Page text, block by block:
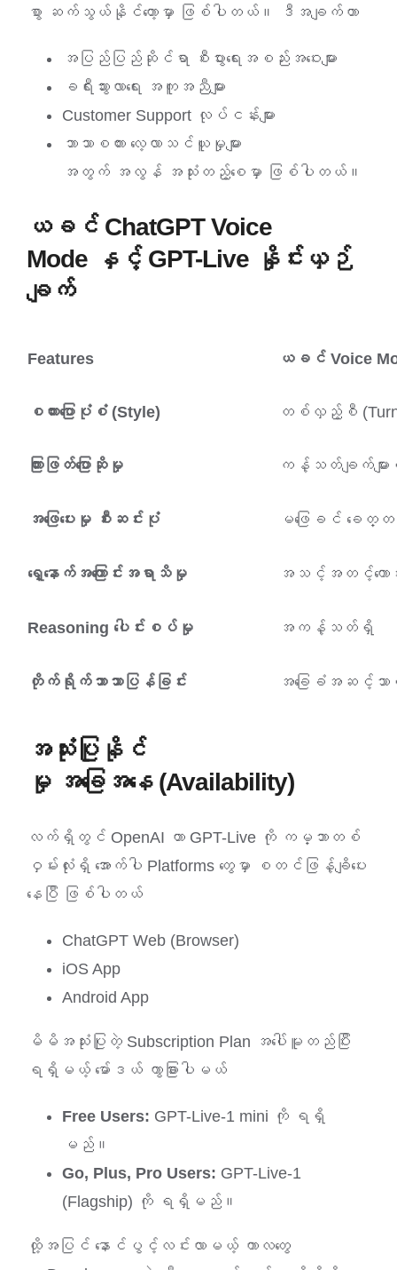
စွာ ဆက်သွယ်နိုင်တော့မှာ ဖြစ်ပါတယ်။ ဒီအချက်ဟာ
အပြည်ပြည်ဆိုင်ရာ စီးပွားရေးအစည်းအဝေးများ
ခရီးသွားလာရေး အကူအညီများ
Customer Support လုပ်ငန်းများ
ဘာသာစကား လေ့လာသင်ယူမှုများ
အတွက် အလွန် အသုံးတည့်စေမှာ ဖြစ်ပါတယ်။
ယခင် ChatGPT Voice
Mode နှင့် GPT-Live နှိုင်းယှဉ်
ချက်
Features ယခင် Voice
စကားပြောပုံစံ (Style) တစ်လှည့်စီ
ကြားဖြတ်ပြောဆိုမှု ကန့်သတ်ချက်မျာ
အဖြေပေးမှု စီးဆင်းပုံ မဖြေခင် ခေ
ရှေ့နောက်အကြောင်းအရာသိမှု အသင့်အတင့်ကော
Reasoning ပေါင်းစပ်မှု အကန့်သတ်ရှိ
တိုက်ရိုက်ဘာသာပြန်ခြင်း အခြေခံအဆင့်သ
အသုံးပြုနိုင်
မှု အခြေအနေ (Availability)
လက်ရှိတွင် OpenAI ဟာ GPT-Live ကို ကမ္ဘာတစ်
ဝှမ်းလုံးရှိ အောက်ပါ Platforms တွေမှာ စတင်ဖြန့်ချိပေး
နေပြီ ဖြစ်ပါတယ်
ChatGPT Web (Browser)
iOS App
Android App
မိမိအသုံးပြုတဲ့ Subscription Plan အပေါ်မူတည်ပြီး
ရရှိမယ့် မော်ဒယ် ကွာခြားပါမယ်
Free Users: GPT-Live-1 mini ကို ရရှိ
မည်။
Go, Plus, Pro Users: GPT-Live-1
(Flagship) ကို ရရှိမည်။
ထို့အပြင် နောင်ပွင့်လင်းလာမယ့် ကာလတွေ